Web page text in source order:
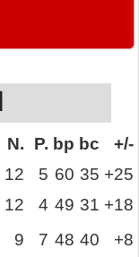
N. P. bp bc
+/-
12 5 60 35 +25
12 4 49 31 +18
9 7 48 40 +8